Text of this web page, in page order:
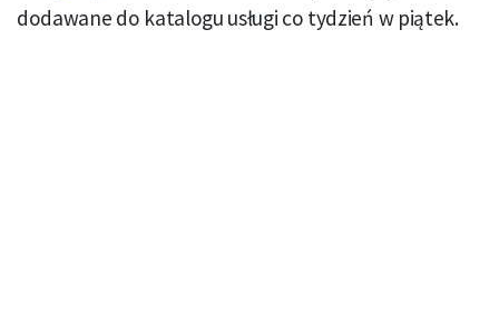
dodawane do katalogu usługi co tydzień w piątek.